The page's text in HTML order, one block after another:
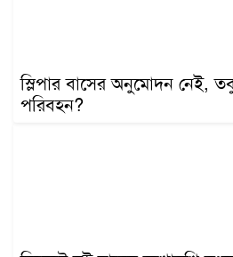
স্লিপার বাসের অনুমোদন নেই,
পরিবহন?